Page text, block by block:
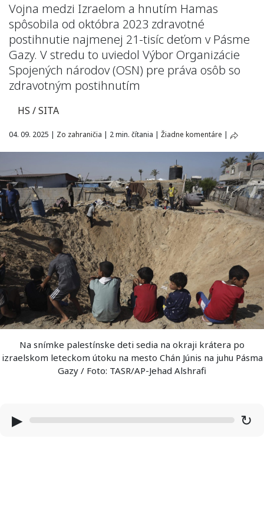
Vojna medzi Izraelom a hnutím Hamas
spôsobila od októbra 2023 zdravotné
postihnutie najmenej 21-tisíc deťom v Pásme
Gazy. V stredu to uviedol Výbor Organizácie
Spojených národov (OSN) pre práva osôb so
zdravotným postihnutím
HS / SITA
04. 09. 2025 | Zo zahraničia | 2 min. čítania | Žiadne komentáre |
Na snímke palestínske deti sedia na okraji krátera po
izraelskom leteckom útoku na mesto Chán Júnis na juhu Pásma
Gazy / Foto: TASR/AP-Jehad Alshrafi
▶ ↻